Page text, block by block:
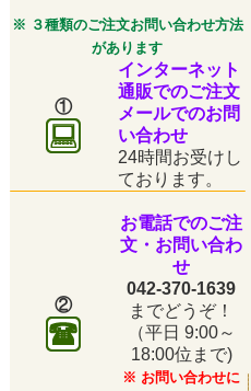
※ ３種類のご注文お問い合わせ方法
があります
①
インターネット
通販でのご注文
メールでのお問
い合わせ
24時間お受けし
ております。
②
お電話でのご注
文・お問い合わ
せ
042-370-1639
までどうぞ！
（平日 9:00～
18:00位まで)
※ お問い合わせに